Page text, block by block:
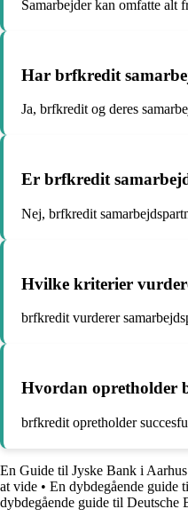
Samarbejder kan omfatte alt
Har brfkredit
Ja, brfkredit og deres
Er brfkredit
Nej, brfkredit
Hvilke kriterier
brfkredit vurderer
Hvordan opretholder
brfkredit opretholder
En Guide til Jyske Bank i Aarhus
at vide • En dybdegående guide
dybdegående guide til Deutsche